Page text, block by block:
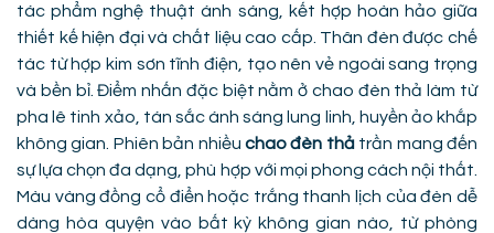
tác phẩm nghệ thuật ánh sáng, kết hợp hoàn hảo giữa
thiết kế hiện đại và chất liệu cao cấp. Thân đèn được chế
tác từ hợp kim sơn tĩnh điện, tạo nên vẻ ngoài sang trọng
và bền bỉ. Điểm nhấn đặc biệt nằm ở chao đèn thả làm từ
pha lê tinh xảo, tán sắc ánh sáng lung linh, huyền ảo khắp
không gian. Phiên bản nhiều chao đèn thảtrần mang đến
sự lựa chọn đa dạng, phù hợp với mọi phong cách nội thất.
Màu vàng đồng cổ điển hoặc trắng thanh lịch của đèn dễ
dàng hòa quyện vào bất kỳ không gian nào, từ phòng